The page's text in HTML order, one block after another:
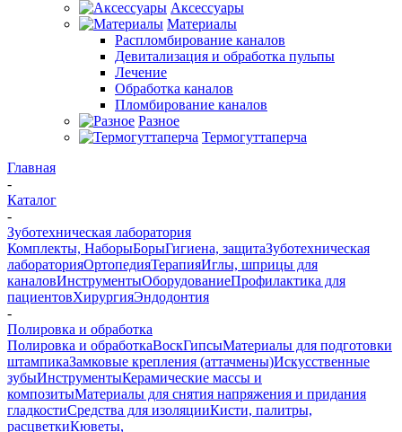
Аксессуары
Материалы
Распломбирование каналов
Девитализация и обработка пульпы
Лечение
Обработка каналов
Пломбирование каналов
Разное
Термогуттаперча
Главная
-
Каталог
-
Зуботехническая лаборатория
Комплекты, НаборыБорыГигиена, защитаЗуботехническая
лабораторияОртопедияТерапияИглы, шприцы для
каналовИнструментыОборудованиеПрофилактика для
пациентовХирургияЭндодонтия
-
Полировка и обработка
Полировка и обработкаВоскГипсыМатериалы для подготовки
штампикаЗамковые крепления (аттачмены)Искусственные
зубыИнструментыКерамические массы и
композитыМатериалы для снятия напряжения и придания
гладкостиСредства для изоляцииКисти, палитры,
расцветкиКюветы,